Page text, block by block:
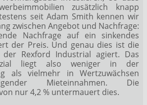
zusätzlich knapp
seit Adam Smith kennen wir
zwischen Angebot und Nachfrage:
Nachfrage auf ein sinkendes
der Preis. Und genau dies ist die
der Rexford Industrial agiert. Das
liegt also weniger in der
als vielmehr in Wertzuwächsen
Mieteinnahmen. Die
nur 4,2 % untermauert dies.